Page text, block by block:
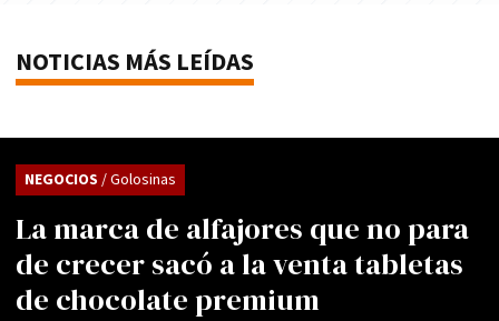
NOTICIAS MÁS LEÍDAS
La marca de alfajores que no para
de crecer sacó a la venta tabletas
de chocolate premium
NEGOCIOS / Golosinas